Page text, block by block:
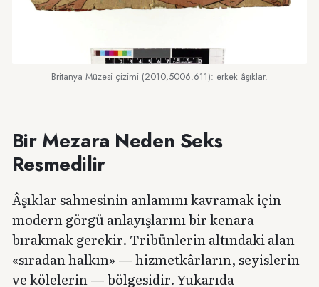
Britanya Müzesi çizimi (2010,5006.611): erkek âşıklar.
Bir Mezara Neden Seks
Resmedilir
Âşıklar sahnesinin anlamını kavramak için
modern görgü anlayışlarını bir kenara
bırakmak gerekir. Tribünlerin altındaki alan
«sıradan halkın» — hizmetkârların, seyislerin
ve kölelerin — bölgesidir. Yukarıda